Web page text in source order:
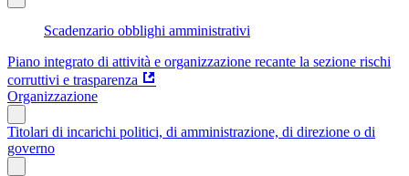
Scadenzario obblighi amministrativi
Piano integrato di attività e organizzazione recante la sezione rischi
corruttivi e trasparenza
Organizzazione
Titolari di incarichi politici, di amministrazione, di direzione o di
governo